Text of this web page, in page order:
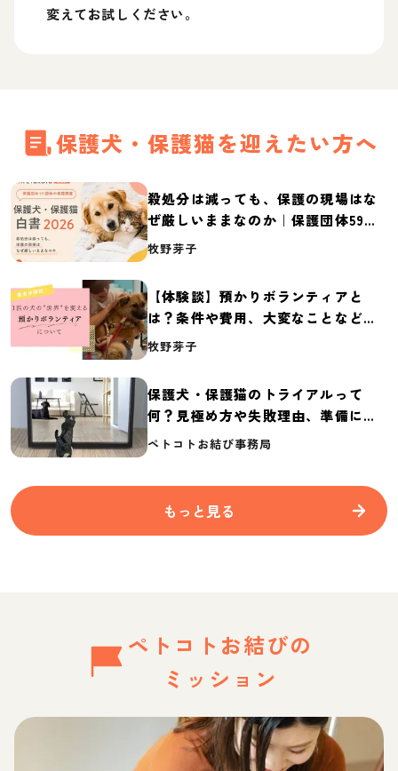
変えてお試しください。
保護犬・保護猫を迎えたい方へ
殺処分は減っても、保護の現場はな
ぜ厳しいままなのか｜保護団体59団
体の実態調査【保護犬・保護猫白書
牧野芽子
【体験談】預かりボランティアと
は？条件や費用、大変なことなど紹
介
牧野芽子
保護犬・保護猫のトライアルって
何？見極め方や失敗理由、準備に必
要なものを紹介
ペトコトお結び事務局
もっと見る
ペトコトお結びの
ミッション